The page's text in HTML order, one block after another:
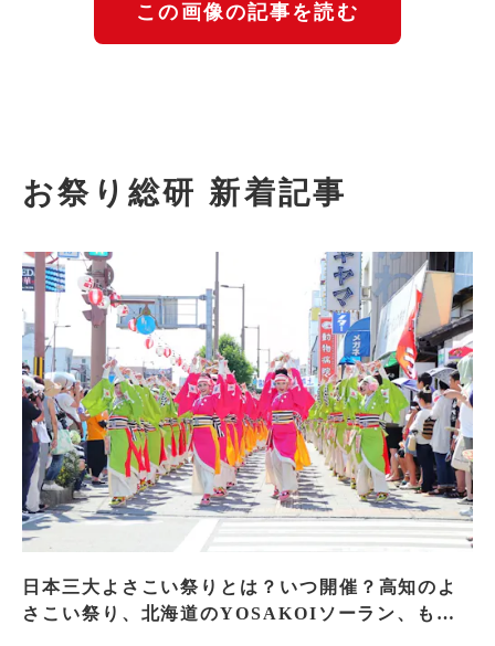
この画像の記事を読む
お祭り総研 新着記事
日本三大よさこい祭りとは？いつ開催？高知のよ
さこい祭り、北海道のYOSAKOIソーラン、もう